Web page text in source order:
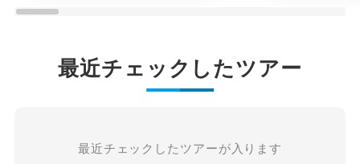
最近チェックしたツアー
最近チェックしたツアーが入ります